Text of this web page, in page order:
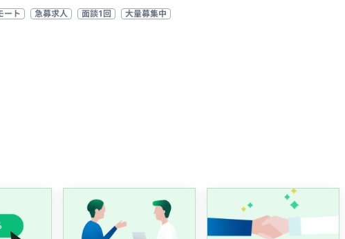
ート 急募求人 面談1回 大量募集中